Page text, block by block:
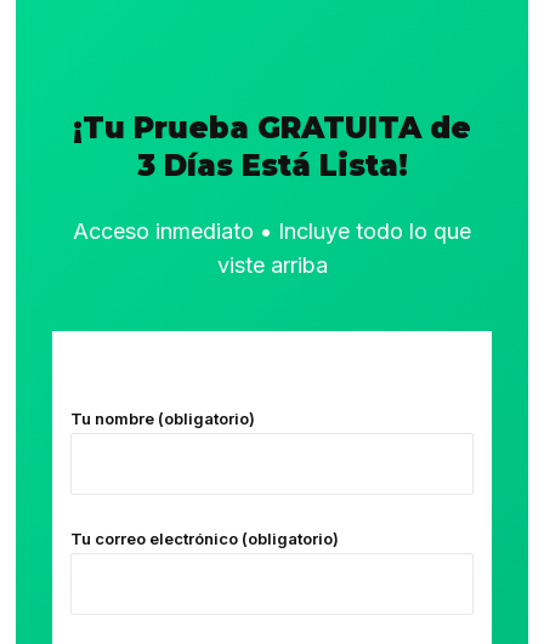
¡Tu Prueba GRATUITA de
3 Días Está Lista!
Acceso inmediato • Incluye todo lo que
viste arriba
Tu nombre (obligatorio)
Tu correo electrónico (obligatorio)